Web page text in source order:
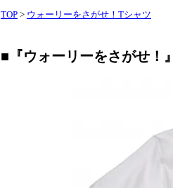
TOP > ウォーリーをさがせ！Tシャツ
■『ウォーリーをさがせ！